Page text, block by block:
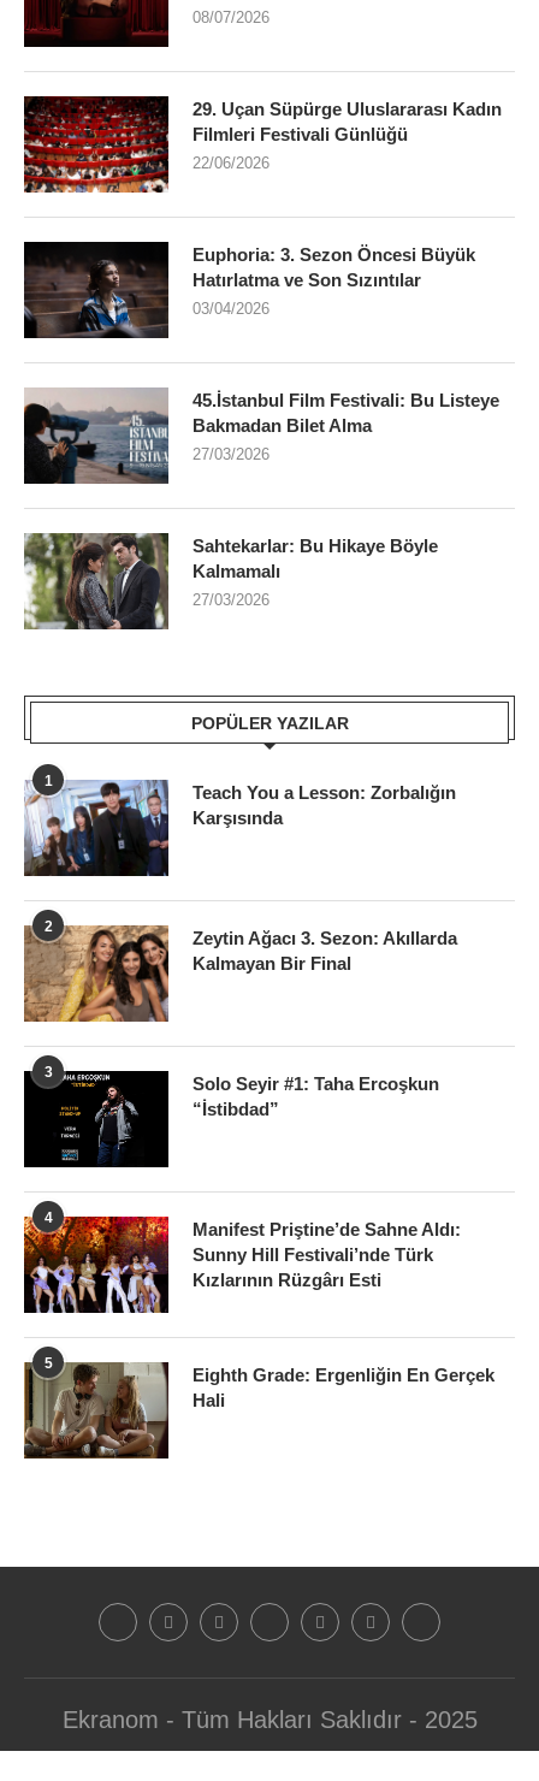
08/07/2026
29. Uçan Süpürge Uluslararası Kadın
Filmleri Festivali Günlüğü
22/06/2026
Euphoria: 3. Sezon Öncesi Büyük
Hatırlatma ve Son Sızıntılar
03/04/2026
45.İstanbul Film Festivali: Bu Listeye
Bakmadan Bilet Alma
27/03/2026
Sahtekarlar: Bu Hikaye Böyle
Kalmamalı
27/03/2026
POPÜLER YAZILAR
1
Teach You a Lesson: Zorbalığın
Karşısında
2
Zeytin Ağacı 3. Sezon: Akıllarda
Kalmayan Bir Final
3
Solo Seyir #1: Taha Ercoşkun
“İstibdad”
4
Manifest Priştine’de Sahne Aldı:
Sunny Hill Festivali’nde Türk
Kızlarının Rüzgârı Esti
5
Eighth Grade: Ergenliğin En Gerçek
Hali
Ekranom - Tüm Hakları Saklıdır - 2025